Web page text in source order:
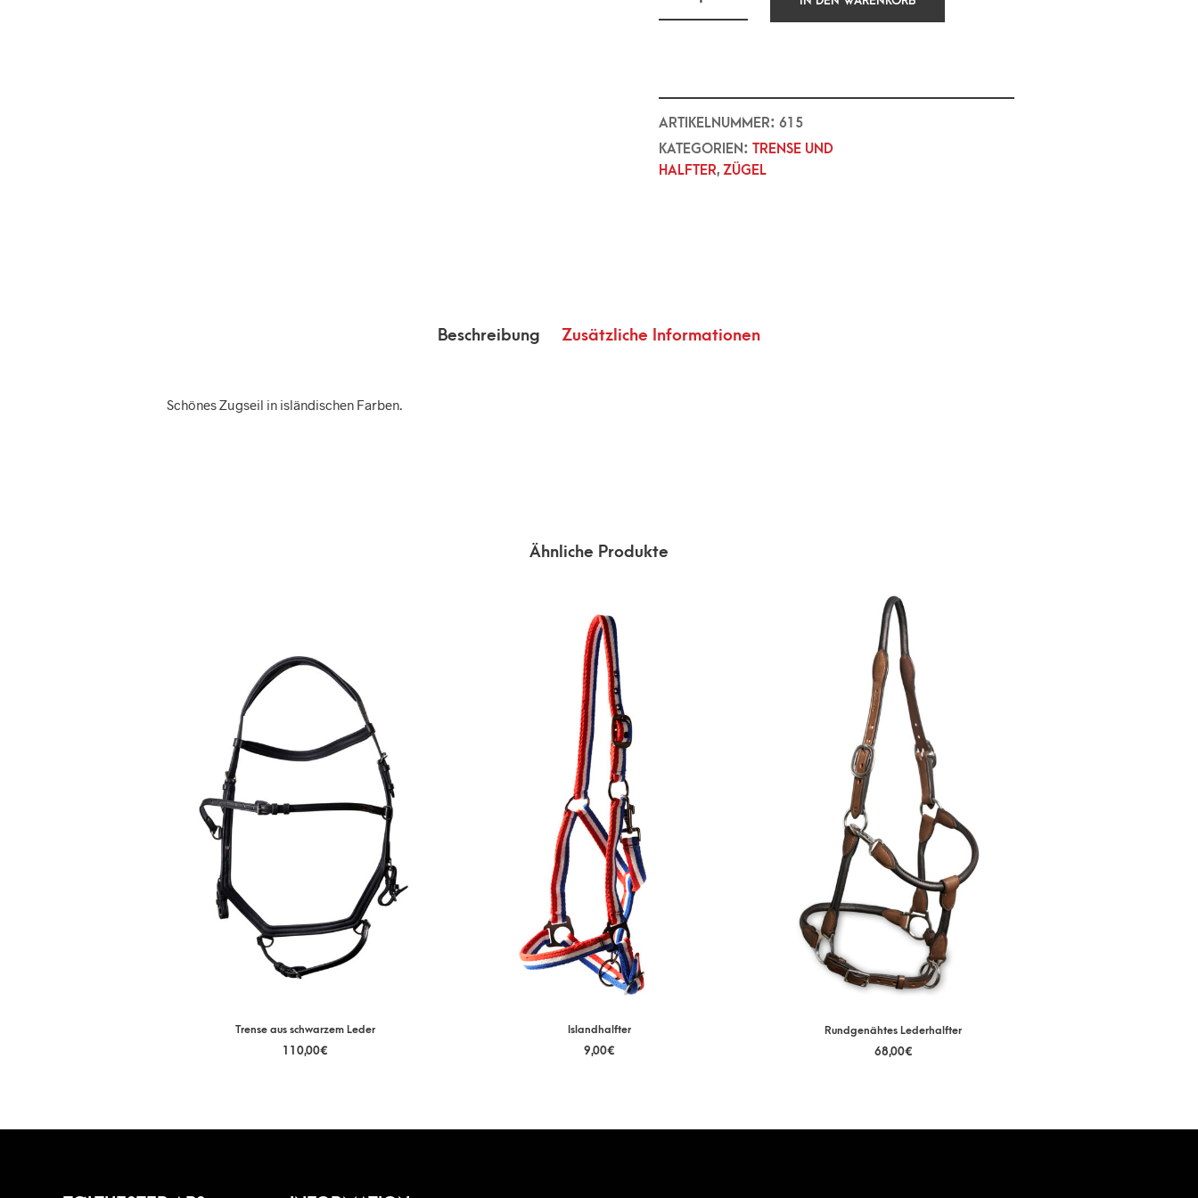
ARTIKELNUMMER: 615
KATEGORIEN: TRENSE UND
HALFTER, ZÜGEL
Beschreibung Zusätzliche Informationen
Schönes Zugseil in isländischen Farben.
Ähnliche Produkte
Trense aus schwarzem Leder
110,00€
Islandhalfter
9,00€
Rundgenähtes Lederhalfter
68,00€